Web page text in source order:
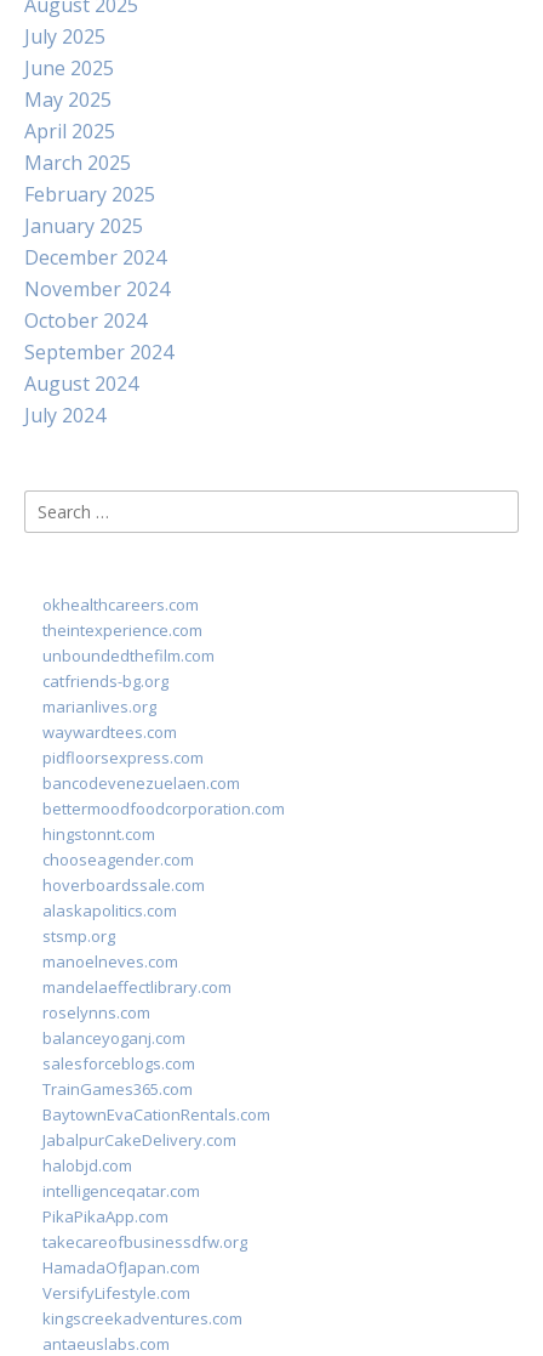
July 2025
June 2025
May 2025
April 2025
March 2025
February 2025
January 2025
December 2024
November 2024
October 2024
September 2024
August 2024
July 2024
Search
for:
okhealthcareers.com
theintexperience.com
unboundedthefilm.com
catfriends-bg.org
marianlives.org
waywardtees.com
pidfloorsexpress.com
bancodevenezuelaen.com
bettermoodfoodcorporation.com
hingstonnt.com
chooseagender.com
hoverboardssale.com
alaskapolitics.com
stsmp.org
manoelneves.com
mandelaeffectlibrary.com
roselynns.com
balanceyoganj.com
salesforceblogs.com
TrainGames365.com
BaytownEvaCationRentals.com
JabalpurCakeDelivery.com
halobjd.com
intelligenceqatar.com
PikaPikaApp.com
takecareofbusinessdfw.org
HamadaOfJapan.com
VersifyLifestyle.com
kingscreekadventures.com
antaeuslabs.com